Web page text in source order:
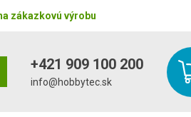
zákazkovú výrobu
+421 909 100 200
info@hobbytec.sk